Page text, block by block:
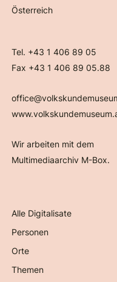
Österreich
Tel. +43 1 406 89 05
Fax +43 1 406 89 05.88
Wir arbeiten mit dem
Multimediaarchiv M-Box.
Alle Digitalisate
Personen
Orte
Themen